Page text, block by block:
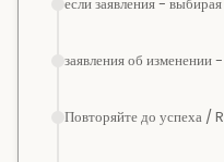
заявления об
Повторяйте до успеха